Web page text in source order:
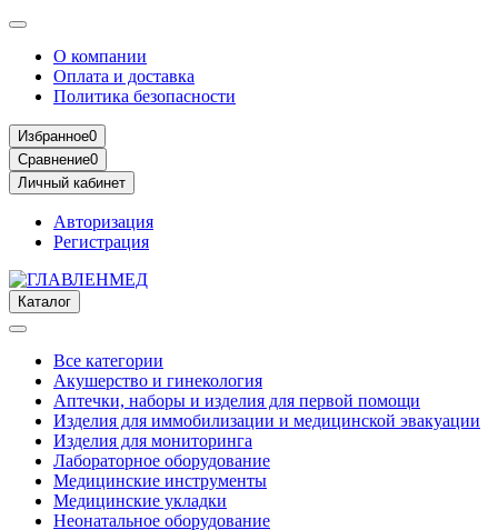
О компании
Оплата и доставка
Политика безопасности
Избранное0
Сравнение0
Личный кабинет
Авторизация
Регистрация
Каталог
Все категории
Акушерство и гинекология
Аптечки, наборы и изделия для первой помощи
Изделия для иммобилизации и медицинской эвакуации
Изделия для мониторинга
Лабораторное оборудование
Медицинские инструменты
Медицинские укладки
Неонатальное оборудование